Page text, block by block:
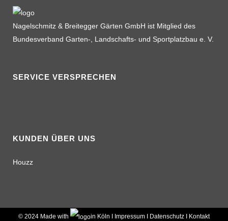
Nagelschmitz & Breitegger Gärten GmbH ist Mitglied des
Bundesverband Garten-, Landschafts- und Sportplatzbau e. V.
SERVICE VERSPRECHEN
KUNDEN ÜBER UNS
Houzz
© 2024 Made with in Köln I Impressum Datenschutz Kontakt